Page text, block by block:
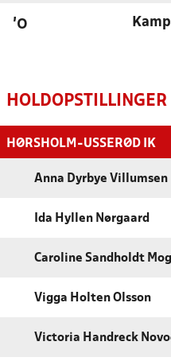
'0
HOLDOPSTILLINGER
HØRSHOLM-USSERØD IK
Anna Dyrbye Villumsen
Ida Hyllen Nørgaard
Caroline Sandholdt
Vigga Holten Olsson
Victoria Handreck